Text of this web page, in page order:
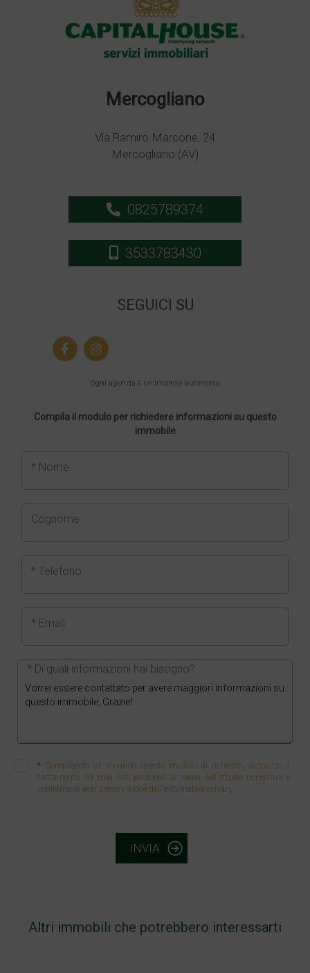
Mercogliano
Via Ramiro Marcone, 24
Mercogliano (AV)
0825789374
3533783430
SEGUICI SU
Ogni agenzia è un’impresa autonoma
Compila il modulo per richiedere informazioni su questo
immobile
* Nome
Cognome
* Telefono
* Email
* Di quali informazioni hai bisogno?
* Compilando ed inviando questo modulo di richiesta, autorizzo il
trattamento dei miei dati personali ai sensi dell'attuale normativa e
confermo di aver preso visione dell'informativa privacy.
INVIA
Altri immobili che potrebbero interessarti